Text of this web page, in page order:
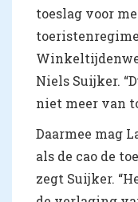
toeslag voor
Niels Suijker.
niet meer van
Daarmee mag
als de cao de
zegt Suijker.